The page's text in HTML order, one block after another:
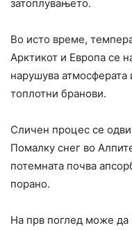
затоплувањето.
Во исто време,
Арктикот и Европа се
нарушува атмосферата
топлотни бранови.
Сличен процес се
Помалку снег во
потемната почва
порано.
На прв поглед може да